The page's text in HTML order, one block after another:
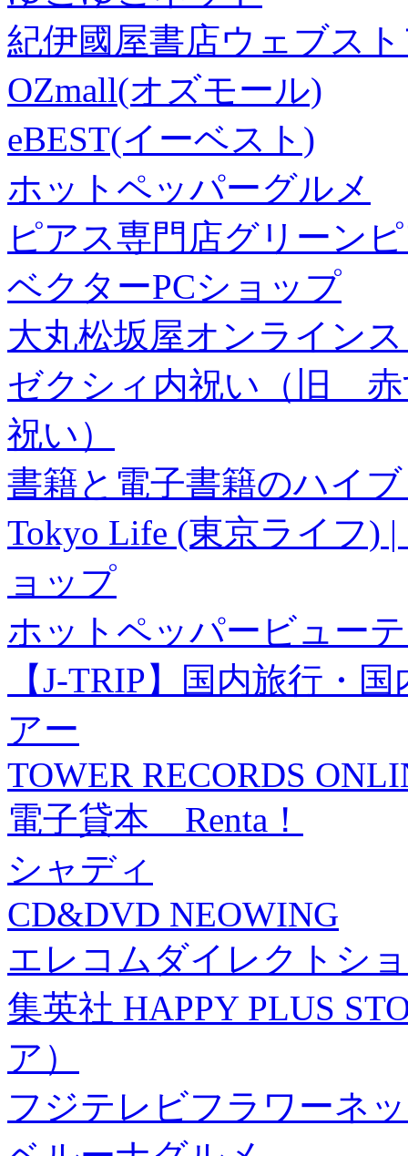
紀伊國屋書店ウェブス
OZmall(オズモール)
eBEST(イーベスト)
ホットペッパーグルメ
ピアス専門店グリーン
ベクターPCショップ
大丸松坂屋オンライン
ゼクシィ内祝い（旧 赤
祝い）
書籍と電子書籍のハイ
Tokyo Life (東京ライフ)
ョップ
ホットペッパービュー
【J-TRIP】国内旅行・
アー
TOWER RECORDS
電子貸本 Renta！
シャディ
CD&DVD NEOWING
エレコムダイレクトシ
集英社 HAPPY PLUS
ア）
フジテレビフラワーネ